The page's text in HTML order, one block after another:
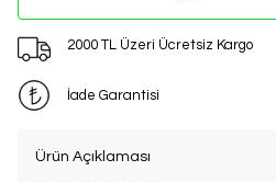
2000 TL Üzeri Ücretsiz Kargo
İade Garantisi
Ürün Açıklaması